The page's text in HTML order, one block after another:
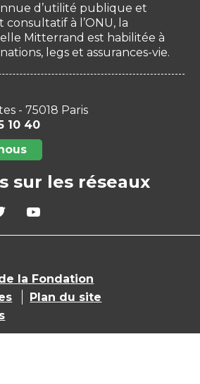
d’utilité publique et
à l’ONU, la
Mitterrand est habilitée à
legs et assurances-vie.
- 75018 Paris
10 40
sur les réseaux
la Fondation
Plan du site